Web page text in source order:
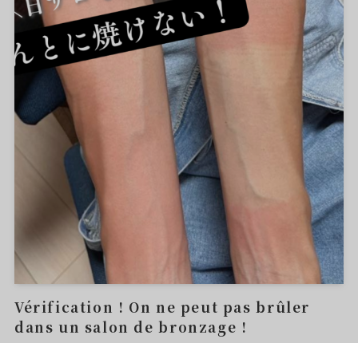
Vérification ! On ne peut pas brûler
dans un salon de bronzage !